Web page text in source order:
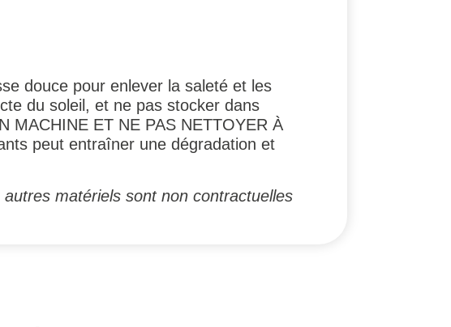
douce pour enlever la saleté et les
du soleil, et ne pas stocker dans
MACHINE ET NE PAS NETTOYER À
peut entraîner une dégradation et
matériels sont non contractuelles